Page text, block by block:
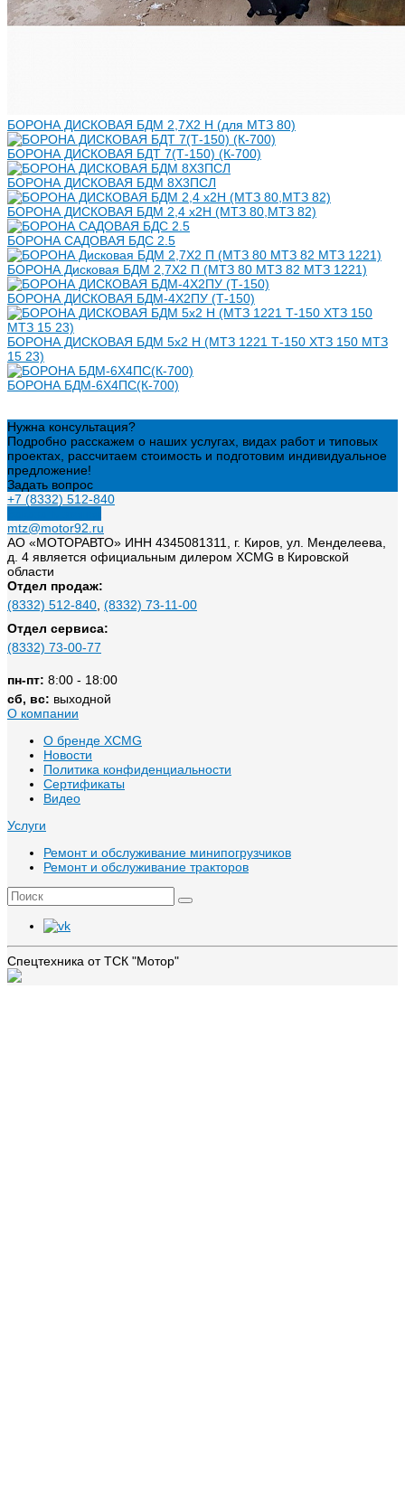
БОРОНА ДИСКОВАЯ БДМ 2,7Х2 Н (для МТЗ 80)
БОРОНА ДИСКОВАЯ БДТ 7(Т-150) (К-700)
БОРОНА ДИСКОВАЯ БДМ 8Х3ПСЛ
БОРОНА ДИСКОВАЯ БДМ 2,4 х2Н (МТЗ 80,МТЗ 82)
БОРОНА САДОВАЯ БДС 2.5
БОРОНА Дисковая БДМ 2,7Х2 П (МТЗ 80 МТЗ 82 МТЗ 1221)
БОРОНА ДИСКОВАЯ БДМ-4Х2ПУ (Т-150)
БОРОНА ДИСКОВАЯ БДМ 5х2 Н (МТЗ 1221 Т-150 ХТЗ 150 МТЗ
15 23)
БОРОНА БДМ-6Х4ПС(К-700)
Нужна консультация?
Подробно расскажем о наших услугах, видах работ и типовых
проектах, рассчитаем стоимость и подготовим индивидуальное
предложение!
Задать вопрос
+7 (8332) 512-840
mtz@motor92.ru
АО «МОТОРАВТО» ИНН 4345081311, г. Киров, ул. Менделеева,
д. 4 является официальным дилером XCMG в Кировской
области
Отдел продаж:
(8332) 512-840 (8332) 73-11-00
Отдел сервиса:
(8332) 73-00-77
пн-пт: 8:00 - 18:00
сб, вс: выходной
О компании
О бренде XCMG
Новости
Политика конфиденциальности
Сертификаты
Видео
Услуги
Ремонт и обслуживание минипогрузчиков
Ремонт и обслуживание тракторов
Спецтехника от ТСК "Мотор"